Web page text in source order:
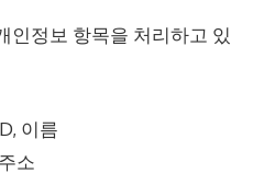
인정보 항목을 처리하고 있
이름
소